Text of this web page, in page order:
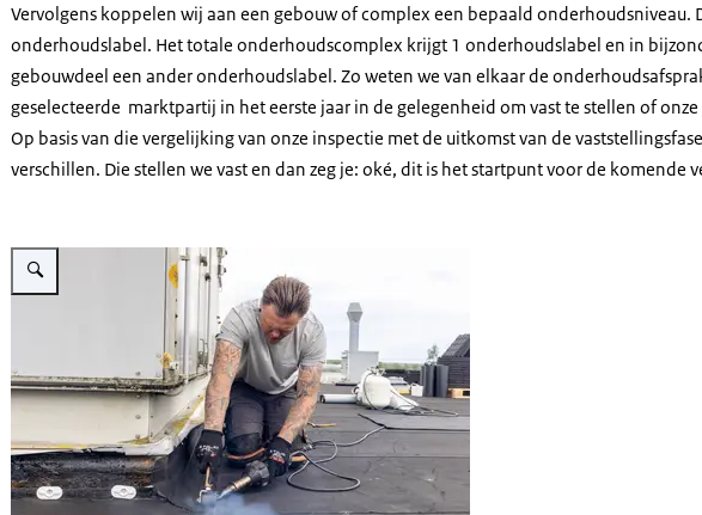
Vervolgens koppelen wij aan een gebouw of complex een bepaald onderhoudsniveau.
onderhoudslabel. Het totale onderhoudscomplex krijgt 1 onderhoudslabel en in
gebouwdeel een ander onderhoudslabel. Zo weten we van elkaar de
geselecteerde marktpartij in het eerste jaar in de gelegenheid om vast te stellen of
Op basis van die vergelijking van onze inspectie met de uitkomst van de
verschillen. Die stellen we vast en dan zeg je: oké, dit is het startpunt voor de komende
Vergroot afbeelding Dakrenovatie Luitenant-generaal Bestkazerne in Vredepeel